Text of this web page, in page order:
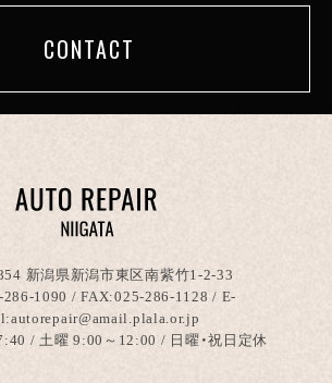
CONTACT
新潟県新潟市東区南紫竹1-2-33
1090 / FAX:025-286-1128 / E-
/ 土曜 9:00～12:00 / 日曜・祝日定休